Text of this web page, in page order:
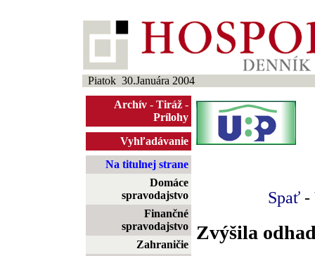
Piatok 30.Januára 2004
Archív - Tiráž -
Prílohy
Vyhľadávanie
Na titulnej strane
Domáce
spravodajstvo
Finančné
spravodajstvo
Zahraničie
Spať -
Zvýšila